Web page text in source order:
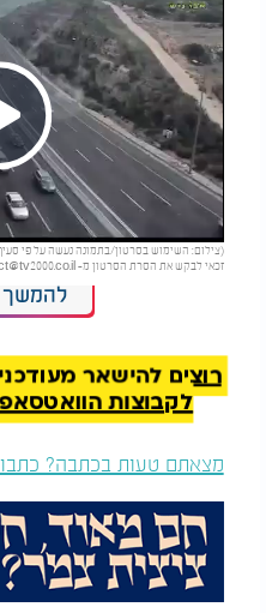
זכאי לבקש את הסרת הסרטון מ-
רק ניתן לדמיין מה היה
מדרדרת לכיוון עשרות
להמשך
רוצים להישאר
לקבוצות הוואטסאפ של
מצאתם טעות בכתבה? כתבו